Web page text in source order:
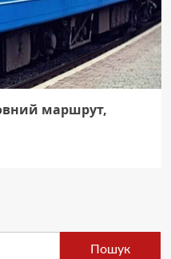
маршрут,
Пошук